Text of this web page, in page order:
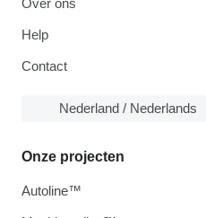
Over ons
Help
Contact
Nederland / Nederlands
Onze projecten
Autoline™